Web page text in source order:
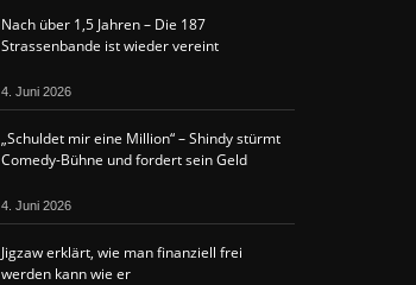
Nach über 1,5 Jahren – Die 187
Strassenbande ist wieder vereint
4. Juni 2026
„Schuldet mir eine Million“ – Shindy stürmt
Comedy-Bühne und fordert sein Geld
4. Juni 2026
Jigzaw erklärt, wie man finanziell frei
werden kann wie er